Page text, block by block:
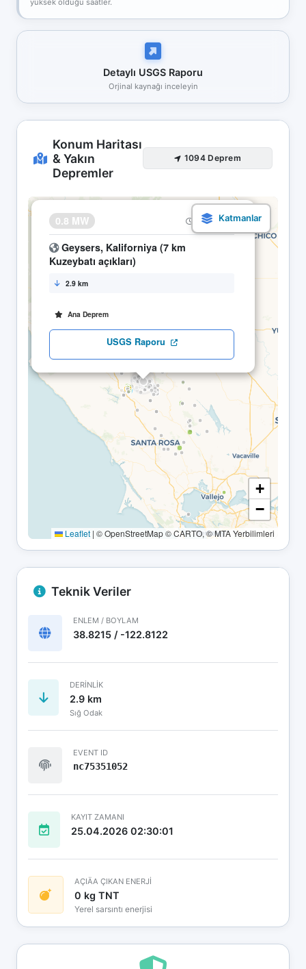
Detaylı USGS Raporu
Orjinal kaynağı inceleyin
Konum Haritası
& Yakın
Depremler
1094 Deprem
0.8 MW 25.04 05:24
Geysers, Kaliforniya (7 km
Kuzeybatı açıkları)
2.9 km
Ana Deprem
USGS Raporu
×
+
−
Leaflet | © OpenStreetMap © CARTO, © MTA Yerbilimleri
Teknik Veriler
ENLEM / BOYLAM
38.8215 / -122.8122
DERINLIK
2.9 km
Sığ Odak
EVENT ID
nc75351052
KAYIT ZAMANI
25.04.2026 02:30:01
AÇIÄA ÇIKAN ENERJİ
0 kg TNT
Yerel sarsıntı enerjisi